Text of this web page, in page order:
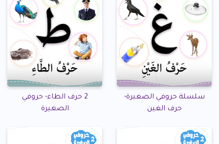
سلسلة حروفي الصغيرة-
حرف الغين
2 حرف الطاء- حروفي
الصغيرة